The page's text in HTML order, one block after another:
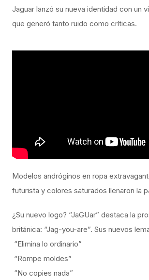
Jaguar lanzó su nueva identidad con un
que generó tanto ruido como críticas.
Modelos andróginos en ropa
futurista y colores saturados llenaron la
¿Su nuevo logo? “JaGUar” destaca la
británica: “Jag-you-are”. Sus nuevos
“Elimina lo ordinario”
“Rompe moldes”
“No copies nada”